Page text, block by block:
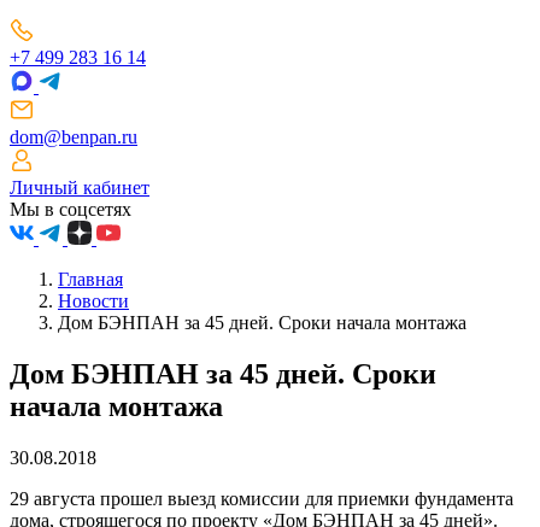
+7 499 283 16 14
dom@benpan.ru
Личный кабинет
Мы в соцсетях
Главная
Новости
Дом БЭНПАН за 45 дней. Сроки начала монтажа
Дом БЭНПАН за 45 дней. Сроки
начала монтажа
30.08.2018
29 августа прошел выезд комиссии для приемки фундамента
дома, строящегося по проекту «Дом БЭНПАН за 45 дней».